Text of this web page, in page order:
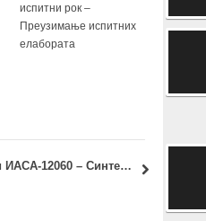
испитни рок –
Преузимање испитних
елабората
ОАСА-12060 и ИАСА-12060 – Синтеза елемената и склопова – Пројекат зидане зграде: Прво вежбање (ажурирано)